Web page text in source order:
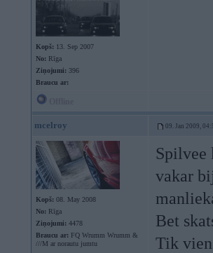
Kopš: 13. Sep 2007
No: Rīga
Ziņojumi: 396
Braucu ar:
mcelroy 09. Jan 2009,
Kopš: 08. May 2008
No: Rīga
Ziņojumi: 4478
Braucu ar: FQ Wrumm Wrumm &
///M ar norautu jumtu
Spilvee
vakar
Bet
Tik